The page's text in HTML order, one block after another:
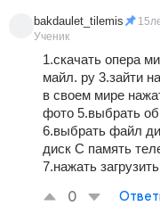
bakdaulet_tilemis
Ученик
1.скачать опера
майл. ру 3.зайти
в своем мире
фото 5.выбрать
6.выбрать файл
диск С память
7.нажать
0